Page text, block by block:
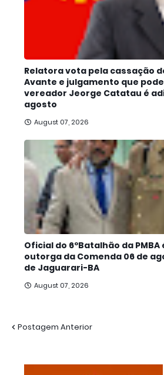
Relatora vota pela cassação
Avante e julgamento que
vereador Jeorge Catatau é
agosto
August 07, 2026
Oficial do 6ºBatalhão da
outorga da Comenda 06 de
de Jaguarari-BA
August 07, 2026
Postagem Anterior